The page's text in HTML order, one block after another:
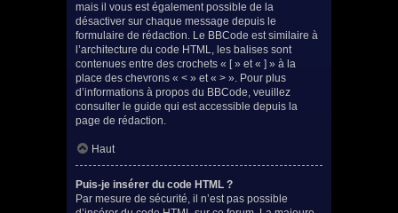
mais il vous est également possible de la
désactiver sur chaque message depuis le
formulaire de rédaction. Le BBCode est similaire à
l’architecture du code HTML, les balises sont
contenues entre des crochets « [ » et « ] » à la
place des chevrons « < » et « > ». Pour plus
d’informations à propos du BBCode, veuillez
consulter le guide qui est accessible depuis la
page de rédaction.
Haut
Puis-je insérer du code HTML ?
Par mesure de sécurité, il n’est pas possible